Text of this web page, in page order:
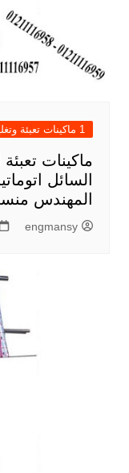
1 ماكينات تعبئة وتغليف السوائل فى اكياس
ماكينات
المهندس
engmansy